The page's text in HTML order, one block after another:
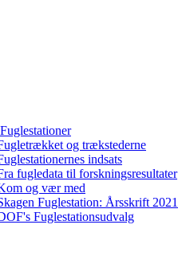
Fuglestationer
og trækstederne
indsats
fugledata til forskningsresultater
og vær med
Fuglestation: Årsskrift 2021
Fuglestationsudvalg